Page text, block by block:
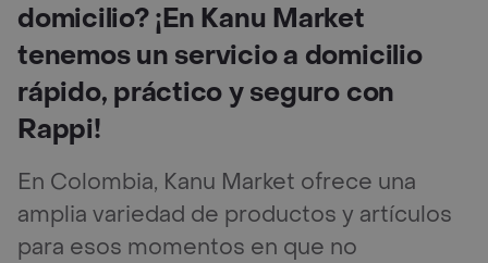
domicilio? ¡En Kanu Market
tenemos un servicio a domicilio
rápido, práctico y seguro con
Rappi!
En Colombia, Kanu Market ofrece una
amplia variedad de productos y artículos
para esos momentos en que no